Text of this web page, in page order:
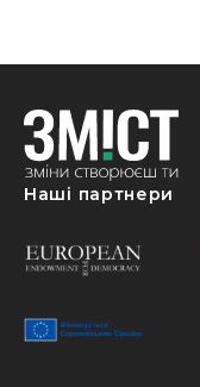
Наші партнери